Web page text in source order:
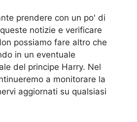
prendere con un po' di
notizie e verificare
possiamo fare altro che
in un eventuale
del principe Harry. Nel
a monitorare la
aggiornati su qualsiasi